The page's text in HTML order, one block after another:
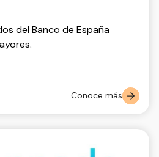
del Banco de España
Conoce más